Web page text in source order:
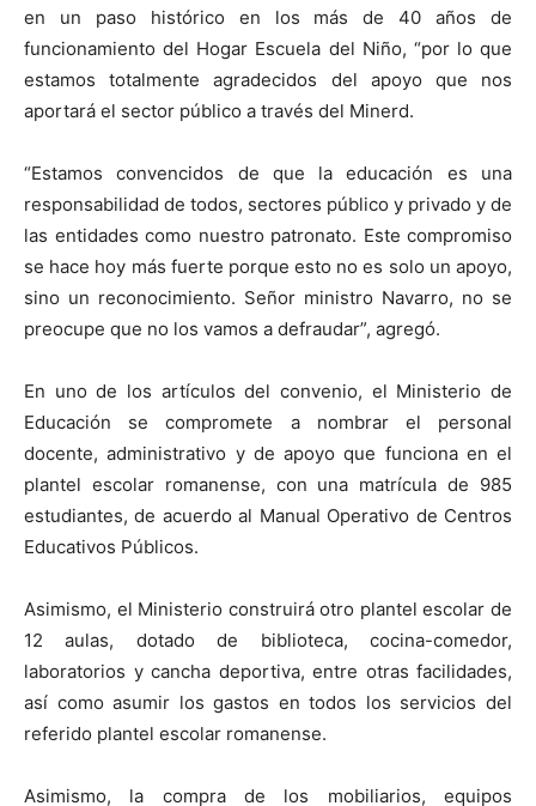
en un paso histórico en los más de 40 años de
funcionamiento del Hogar Escuela del Niño, “por lo que
estamos totalmente agradecidos del apoyo que nos
aportará el sector público a través del Minerd.
“Estamos convencidos de que la educación es una
responsabilidad de todos, sectores público y privado y de
las entidades como nuestro patronato. Este compromiso
se hace hoy más fuerte porque esto no es solo un apoyo,
sino un reconocimiento. Señor ministro Navarro, no se
preocupe que no los vamos a defraudar”, agregó.
En uno de los artículos del convenio, el Ministerio de
Educación se compromete a nombrar el personal
docente, administrativo y de apoyo que funciona en el
plantel escolar romanense, con una matrícula de 985
estudiantes, de acuerdo al Manual Operativo de Centros
Educativos Públicos.
Asimismo, el Ministerio construirá otro plantel escolar de
12 aulas, dotado de biblioteca, cocina-comedor,
laboratorios y cancha deportiva, entre otras facilidades,
así como asumir los gastos en todos los servicios del
referido plantel escolar romanense.
Asimismo, la compra de los mobiliarios, equipos